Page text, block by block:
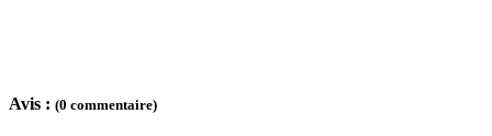
Avis : (0 commentaire)